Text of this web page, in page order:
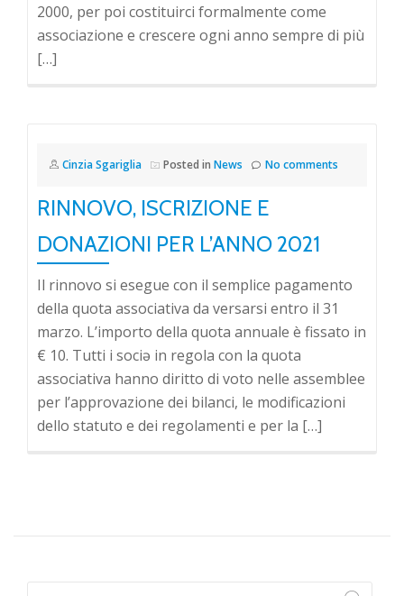
2000, per poi costituirci formalmente come
associazione e crescere ogni anno sempre di più
[…]
Cinzia Sgariglia Posted in News No comments
RINNOVO, ISCRIZIONE E
DONAZIONI PER L’ANNO 2021
Il rinnovo si esegue con il semplice pagamento
della quota associativa da versarsi entro il 31
marzo. L’importo della quota annuale è fissato in
€ 10. Tutti i sociə in regola con la quota
associativa hanno diritto di voto nelle assemblee
per l’approvazione dei bilanci, le modificazioni
dello statuto e dei regolamenti e per la […]